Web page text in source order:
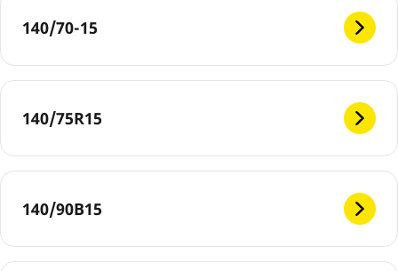
140/70-15
140/75R15
140/90B15